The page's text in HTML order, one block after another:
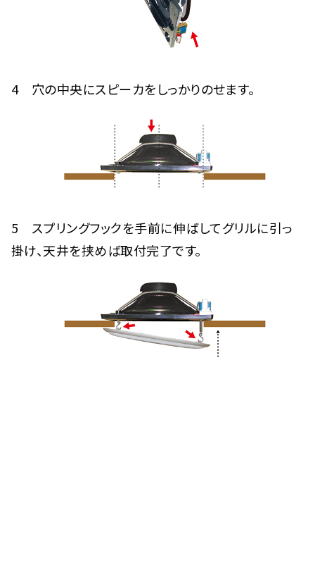
4 穴の中央にスピーカをしっかりのせます。
5 スプリングフックを手前に伸ばしてグリルに引っ
掛け、天井を挟めば取付完了です。